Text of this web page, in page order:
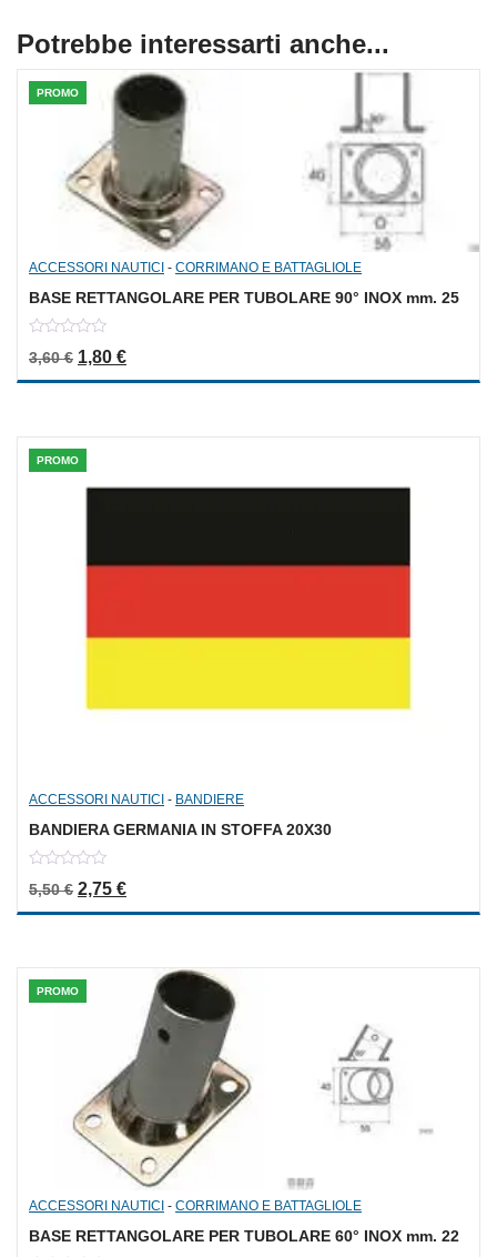
Potrebbe interessarti anche...
PROMO
ACCESSORI NAUTICI - CORRIMANO E BATTAGLIOLE
BASE RETTANGOLARE PER TUBOLARE 90° INOX mm. 25
out
of
3,60€ Il prezzo originale era: 3,60 €.
1,80 €Il prezzo attuale è: 1,80 €.
PROMO
ACCESSORI NAUTICI - BANDIERE
BANDIERA GERMANIA IN STOFFA 20X30
out
5,50€ Il prezzo originale era: 5,50 €.
2,75 €Il prezzo attuale è: 2,75 €.
PROMO
ACCESSORI NAUTICI - CORRIMANO E BATTAGLIOLE
BASE RETTANGOLARE PER TUBOLARE 60° INOX mm. 22